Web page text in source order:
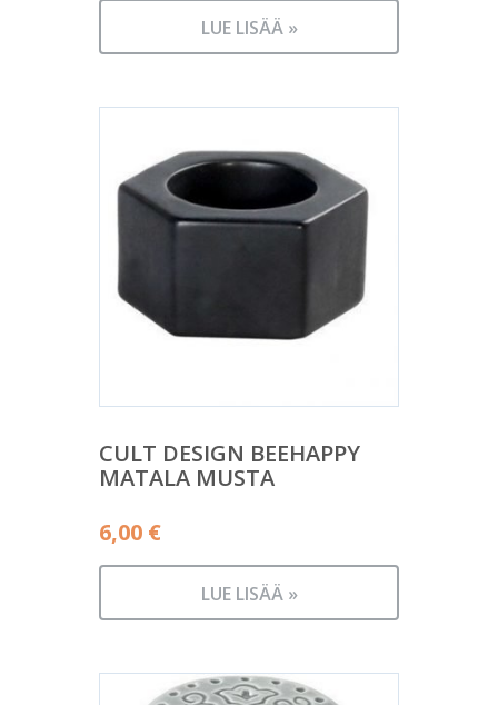
LUE LISÄÄ »
CULT DESIGN BEEHAPPY
MATALA MUSTA
6,00 €
LUE LISÄÄ »